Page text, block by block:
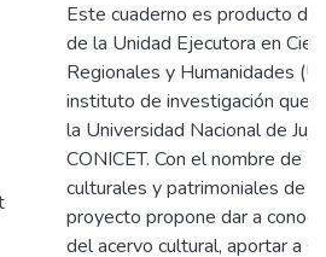
Este cuaderno es producto de
de la Unidad Ejecutora en
Regionales y Humanidades
instituto de investigación que
la Universidad Nacional de
CONICET. Con el nombre de
culturales y patrimoniales de
proyecto propone dar a
del acervo cultural, aportar a su